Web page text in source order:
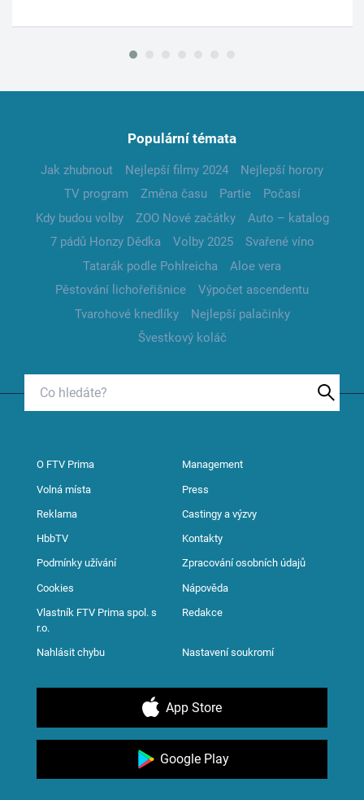
Populární témata
Jak zhubnout Nejlepší filmy 2024
Nejlepší horory
TV program
Změna času Partie
Počasí
Kdy budou volby
ZOO Nové začátky
Auto – katalog
7 pádů Honzy Dědka
Volby 2025
Svařené víno
Tatarák podle Pohlreicha
Aloe vera
Pěstování lichořeřišnice
Výpočet ascendentu
Tvarohové knedlíky
Nejlepší palačinky
Švestkový koláč
O FTV Prima Management
Volná místa Press
Reklama Castingy a výzvy
HbbTV Kontakty
Podmínky užívání Zpracování osobních údajů
Cookies Nápověda
Vlastník FTV Prima spol. s
r.o.
Redakce
Nahlásit chybu Nastavení soukromí
App Store
Google Play